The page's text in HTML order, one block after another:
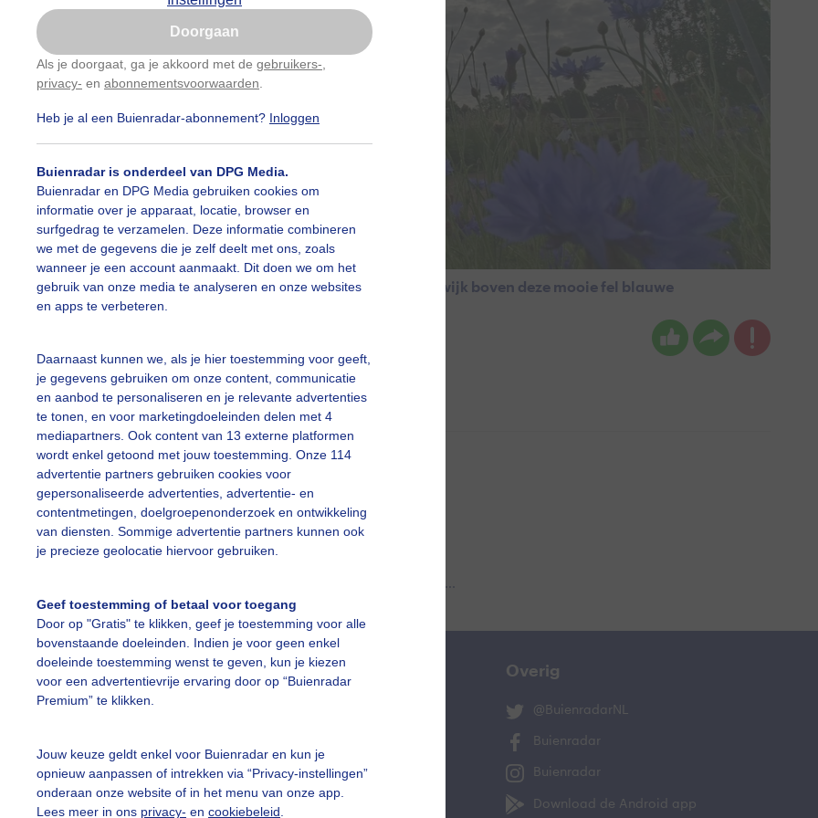
Doorgaan
Als je doorgaat, ga je akkoord met de gebruikers-
privacy- en abonnementsvoorwaarden
Heb je al een Buienradar-abonnement? Inloggen
Buienradar is onderdeel van DPG Media.
Buienradar en DPG Media gebruiken cookies om
informatie over je apparaat, locatie, browser en
surfgedrag te verzamelen. Deze informatie combineren
we met de gegevens die je zelf deelt met ons, zoals
wanneer je een account aanmaakt. Dit doen we om het
gebruik van onze media te analyseren en onze websites
en apps te verbeteren.
Daarnaast kunnen we, als je hier toestemming voor geeft,
je gegevens gebruiken om onze content, communicatie
en aanbod te personaliseren en je relevante advertenties
te tonen, en voor marketingdoeleinden delen met 4
mediapartners. Ook content van 13 externe platformen
wordt enkel getoond met jouw toestemming. Onze 114
advertentie partners gebruiken cookies voor
gepersonaliseerde advertenties, advertentie- en
contentmetingen, doelgroepenonderzoek en ontwikkeling
van diensten. Sommige advertentie partners kunnen ook
je precieze geolocatie hiervoor gebruiken.
Geef toestemming of betaal voor toegang
Door op "Gratis" te klikken, geef je toestemming voor alle
bovenstaande doeleinden. Indien je voor geen enkel
doeleinde toestemming wenst te geven, kun je kiezen
voor een advertentievrije ervaring door op “Buienradar
Premium” te klikken.
Jouw keuze geldt enkel voor Buienradar en kun je
opnieuw aanpassen of intrekken via “Privacy-instellingen”
onderaan onze website of in het menu van onze app.
Lees meer in ons privacy- en cookiebeleid
van de zon vanochtend door dit wolkendek in Steenwijk boven deze mooie fel blauwe
Locatie foto Steenwijk, tijdstip foto 08.49 uur.
Wolken
slideshow
vragen
Mijn weer Overig
@BuienradarNL
Buienradar
Buienradar
Download de Android app
Nu niet, misschien later
Gebruik je Safari en wil je niet elke dag deze pop-up
Klikhierom dit aan te passen